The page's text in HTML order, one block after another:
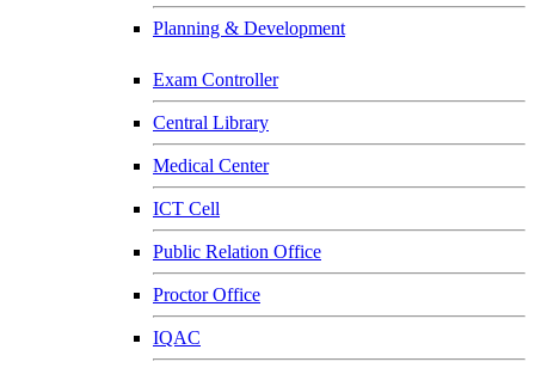
Planning & Development
Exam Controller
Central Library
Medical Center
ICT Cell
Public Relation Office
Proctor Office
IQAC